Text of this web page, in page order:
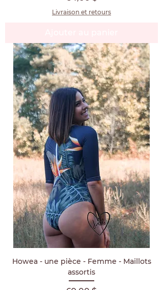
Livraison et retours
Howea - une pièce - Femme - Maillots
assortis